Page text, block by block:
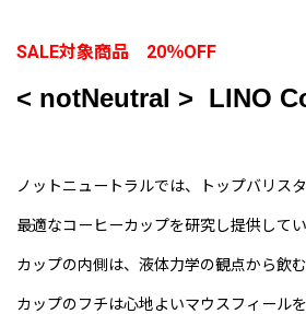
SALE対象商品 20％OFF
< notNeutral > LINO
ノットニュートラルでは、トップバリス
最適なコーヒーカップを研究し提供してい
カップの内側は、液体力学の観点から飲
カップのフチは心地よいマウスフィール